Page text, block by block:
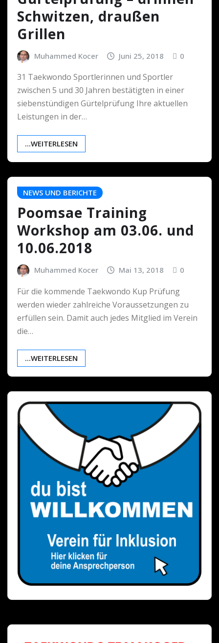
Schwitzen, draußen
Grillen
Muhammed Kocer Juni 25, 2018 0
31 Taekwondo Sportlerinnen und Sportler
zwischen 5 und 30 Jahren bestätigten in einer
siebenstündigen Gürtelprüfung Ihre aktuellen
Leistungen in der…
...WEITERLESEN
NEWS UND BERICHTE
Poomsae Training
Workshop am 03.06. und
10.06.2018
Muhammed Kocer Mai 13, 2018 0
Für die kommende Taekwondo Kup Prüfung
werden wieder zahlreiche Voraussetzungen zu
erfüllen sein. Damit auch jedes Mitglied im Verein
die…
...WEITERLESEN